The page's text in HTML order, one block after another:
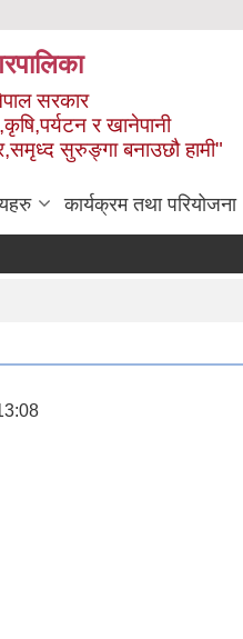
सरकार
र खानेपानी
सुरुङ्गा बनाउछौ हामी"
कार्यक्रम तथा परियोजना